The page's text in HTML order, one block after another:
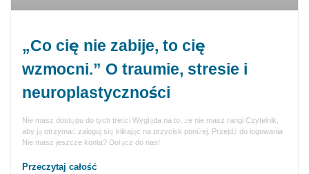
„Co cię nie zabije, to cię
wzmocni.” O traumie, stresie i
neuroplastyczności
Nie masz dostępu do tych treści Wygląda na to, że nie masz rangi Czytelnik,
aby ją otrzymać zaloguj się klikając na przycisk poniżej. Przejdź do logowania
Nie masz jeszcze konta? Dołącz do nas!
Przeczytaj całość